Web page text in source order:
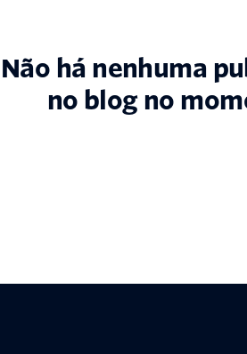
Não há nenhuma
no blog no